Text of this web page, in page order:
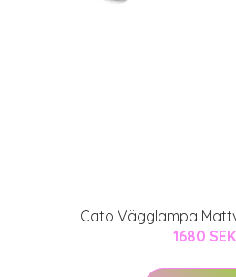
Cato Vägglampa
1680 SEK